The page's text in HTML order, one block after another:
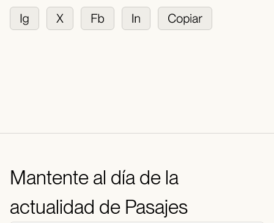
Mantente al día de la
actualidad de Pasajes